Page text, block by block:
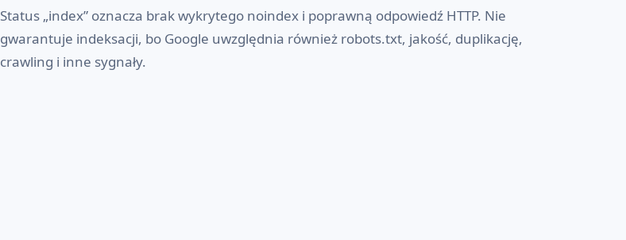
Status „index” oznacza brak wykrytego noindex i poprawną odpowiedź HTTP. Nie
gwarantuje indeksacji, bo Google uwzględnia również robots.txt, jakość, duplikację,
crawling i inne sygnały.